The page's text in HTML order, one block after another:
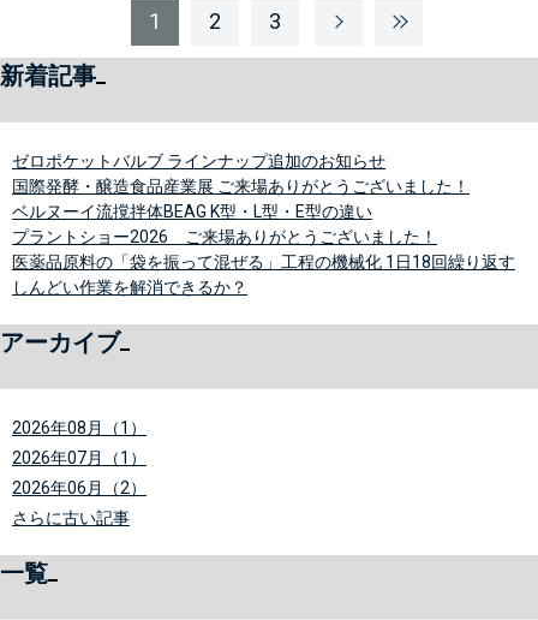
1 2 3
新着記事
ゼロポケットバルブ ラインナップ追加のお知らせ
国際発酵・醸造食品産業展 ご来場ありがとうございました！
ベルヌーイ流撹拌体BEAG K型・L型・E型の違い
プラントショー2026 ご来場ありがとうございました！
医薬品原料の「袋を振って混ぜる」工程の機械化 1日18回繰り返す
しんどい作業を解消できるか？
アーカイブ
2026年08月（1）
2026年07月（1）
2026年06月（2）
さらに古い記事
一覧